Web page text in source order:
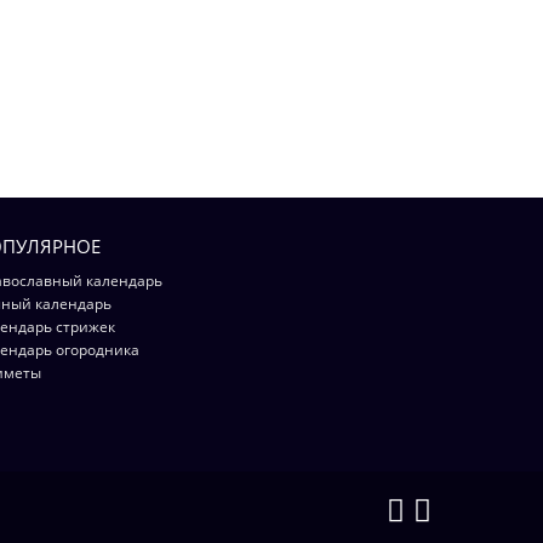
календарь
календарь
стрижек
огородника